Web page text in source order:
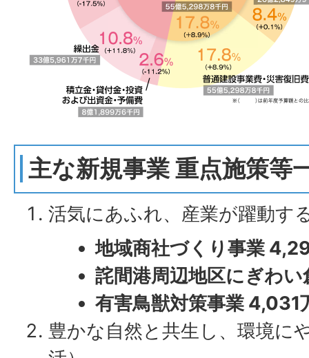
主な新規事業 重点施策等
活気にあふれ、産業が躍動す
地域商社づくり事業
詫間港周辺地区にぎわ
有害鳥獣対策事業 4,031
豊かな自然と共生し、環境に